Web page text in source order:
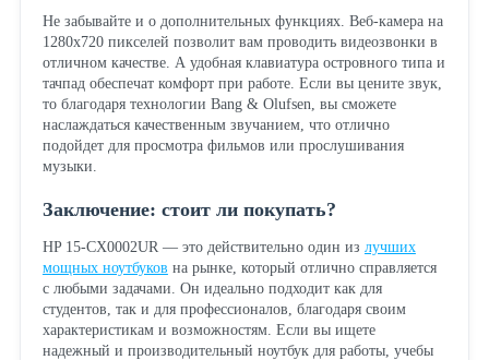
Не забывайте и о дополнительных функциях. Веб-камера на
1280x720 пикселей позволит вам проводить видеозвонки в
отличном качестве. А удобная клавиатура островного типа и
тачпад обеспечат комфорт при работе. Если вы цените звук,
то благодаря технологии Bang & Olufsen, вы сможете
наслаждаться качественным звучанием, что отлично
подойдет для просмотра фильмов или прослушивания
музыки.
Заключение: стоит ли покупать?
HP 15-CX0002UR — это действительно один из лучших
мощных ноутбуков на рынке, который отлично справляется
с любыми задачами. Он идеально подходит как для
студентов, так и для профессионалов, благодаря своим
характеристикам и возможностям. Если вы ищете
надежный и производительный ноутбук для работы, учебы